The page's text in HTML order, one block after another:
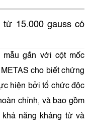
từ 15.000 gauss có
mẫu gắn với cột mốc
cho biết chứng
hiện bởi tổ chức độc
chỉnh, và bao gồm
năng kháng từ và